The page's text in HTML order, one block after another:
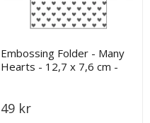
Embossing Folder - Many
Hearts - 12,7 x 7,6 cm -
49 kr